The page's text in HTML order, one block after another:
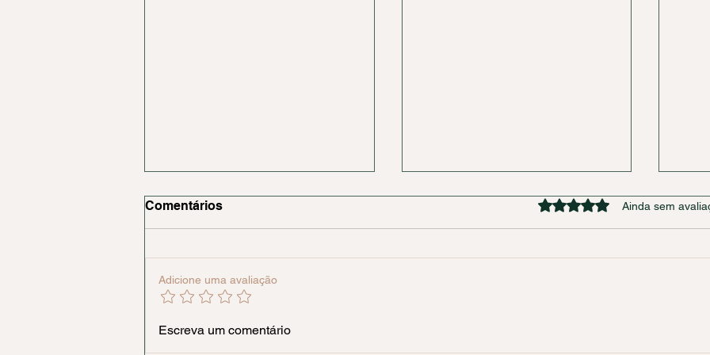
O Que Dar de Presente pra
Comentários Avaliado com 0 de 5
Ainda sem
Adicione uma avaliação
Escreva um comentário